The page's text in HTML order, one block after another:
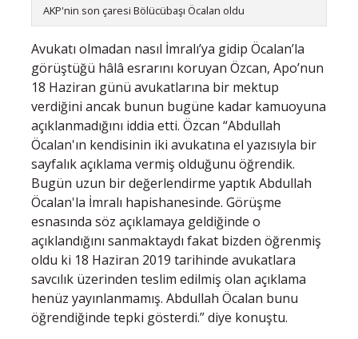
AKP'nin son çaresi Bölücübaşı Öcalan oldu
Avukatı olmadan nasıl İmralı’ya gidip Öcalan’la
görüştüğü hâlâ esrarını koruyan Özcan, Apo’nun
18 Haziran günü avukatlarına bir mektup
verdiğini ancak bunun bugüne kadar kamuoyuna
açıklanmadığını iddia etti. Özcan “Abdullah
Öcalan'ın kendisinin iki avukatına el yazısıyla bir
sayfalık açıklama vermiş olduğunu öğrendik.
Bugün uzun bir değerlendirme yaptık Abdullah
Öcalan'la İmralı hapishanesinde. Görüşme
esnasında söz açıklamaya geldiğinde o
açıklandığını sanmaktaydı fakat bizden öğrenmiş
oldu ki 18 Haziran 2019 tarihinde avukatlara
savcılık üzerinden teslim edilmiş olan açıklama
henüz yayınlanmamış. Abdullah Öcalan bunu
öğrendiğinde tepki gösterdi.” diye konuştu.